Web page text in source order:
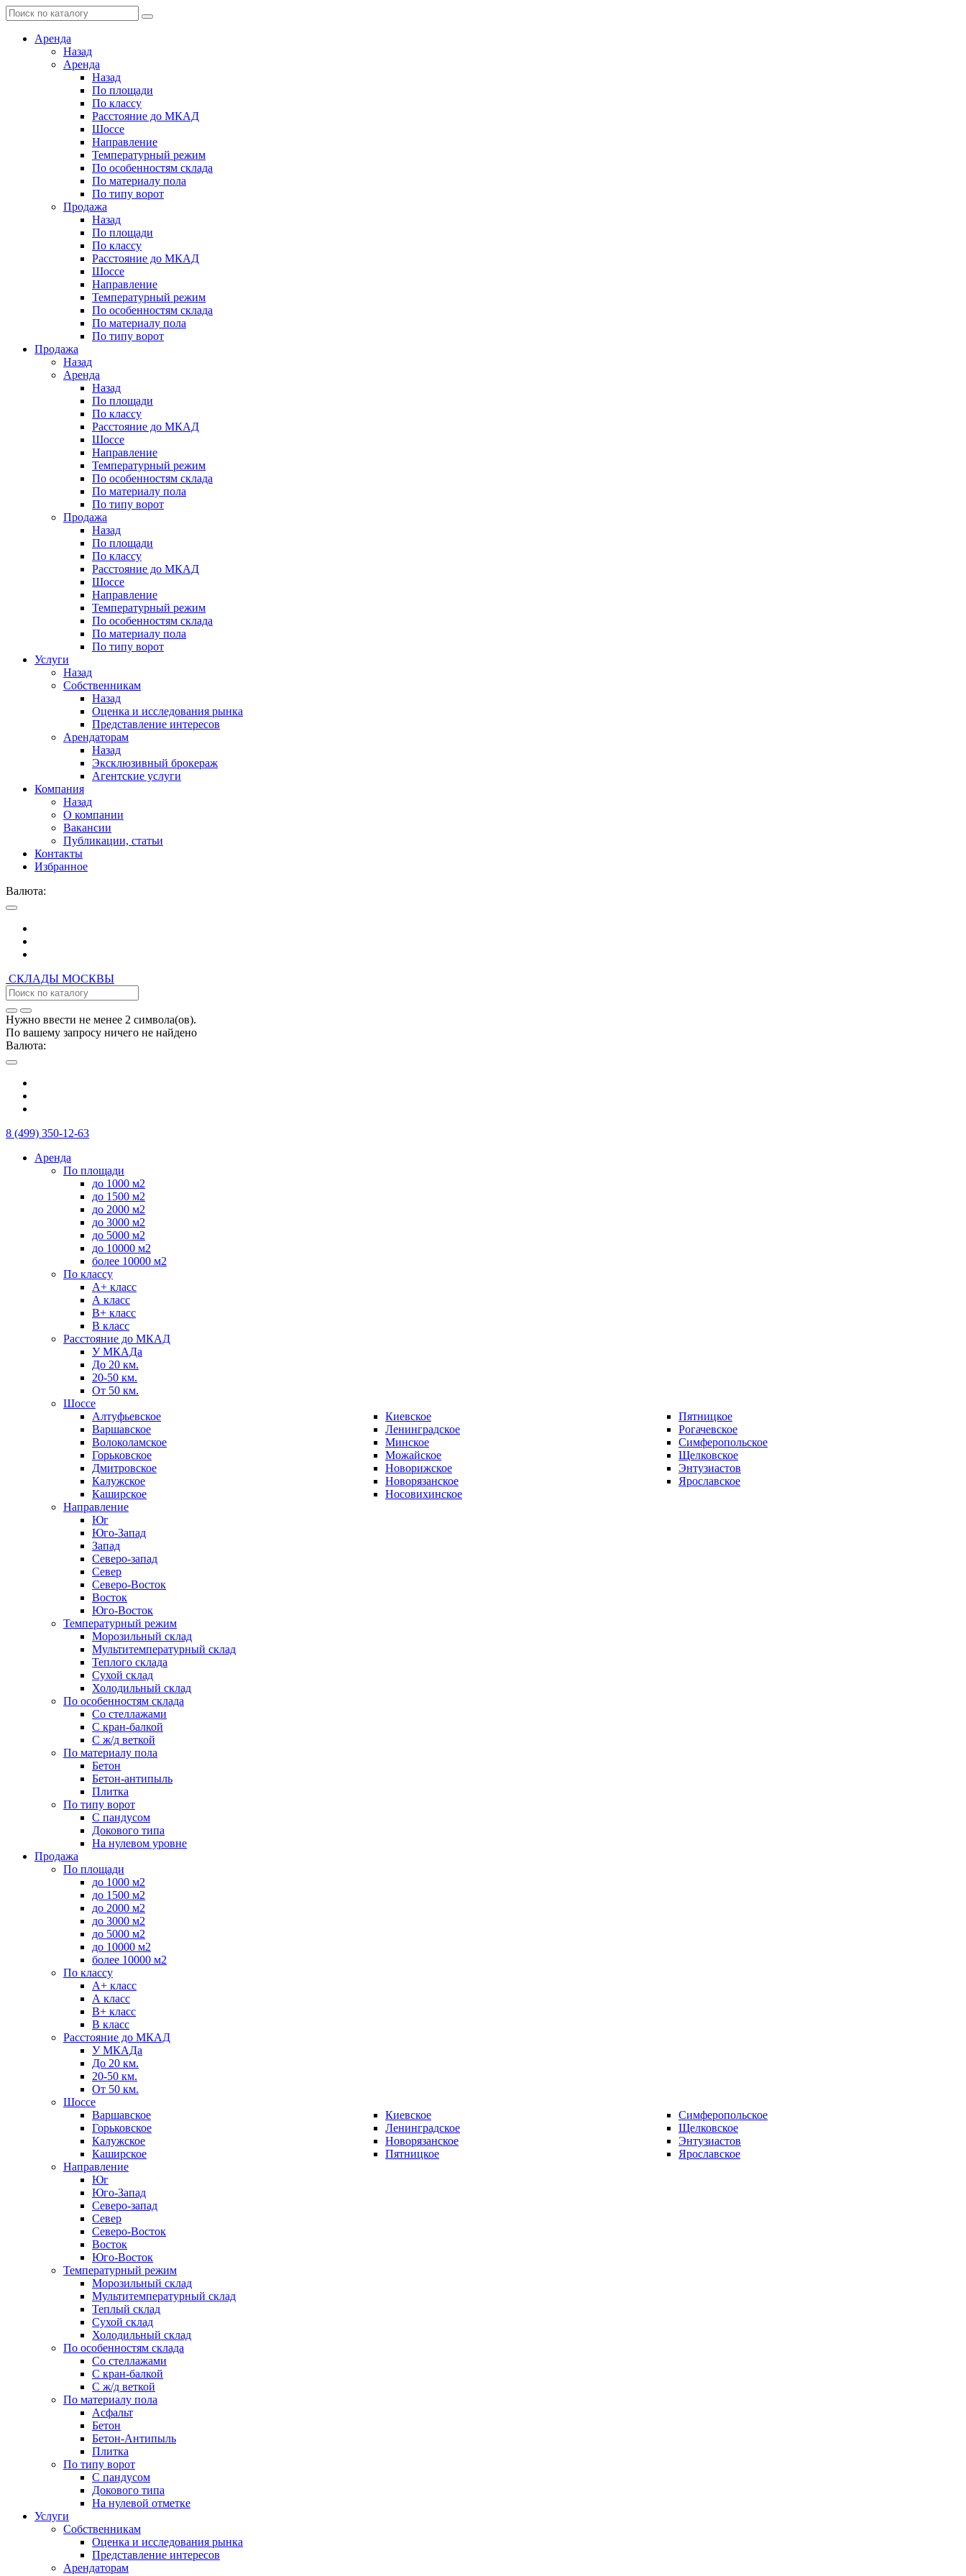
Аренда
Назад
Аренда
Назад
По площади
По классу
Расстояние до МКАД
Шоссе
Направление
Температурный режим
По особенностям склада
По материалу пола
По типу ворот
Продажа
Назад
По площади
По классу
Расстояние до МКАД
Шоссе
Направление
Температурный режим
По особенностям склада
По материалу пола
По типу ворот
Продажа
Назад
Аренда
Назад
По площади
По классу
Расстояние до МКАД
Шоссе
Направление
Температурный режим
По особенностям склада
По материалу пола
По типу ворот
Продажа
Назад
По площади
По классу
Расстояние до МКАД
Шоссе
Направление
Температурный режим
По особенностям склада
По материалу пола
По типу ворот
Услуги
Назад
Собственникам
Назад
Оценка и исследования рынка
Представление интересов
Арендаторам
Назад
Эксклюзивный брокераж
Агентские услуги
Компания
Назад
О компании
Вакансии
Публикации, статьи
Контакты
Избранное
Валюта:
СКЛАДЫ МОСКВЫ
Нужно ввести не менее 2 символа(ов).
По вашему запросу ничего не найдено
Валюта:
8 (499) 350-12-63
Аренда
По площади
до 1000 м2
до 1500 м2
до 2000 м2
до 3000 м2
до 5000 м2
до 10000 м2
более 10000 м2
По классу
А+ класс
А класс
B+ класс
В класс
Расстояние до МКАД
У МКАДа
До 20 км.
20-50 км.
От 50 км.
Шоссе
Алтуфьевское
Варшавское
Волоколамское
Горьковское
Дмитровское
Калужское
Каширское
Киевское
Ленинградское
Минское
Можайское
Новорижское
Новорязанское
Носовихинское
Пятницкое
Рогачевское
Симферопольское
Щелковское
Энтузиастов
Ярославское
Направление
Юг
Юго-Запад
Запад
Северо-запад
Север
Северо-Восток
Восток
Юго-Восток
Температурный режим
Морозильный склад
Мультитемпературный склад
Теплого склада
Сухой склад
Холодильный склад
По особенностям склада
Со стеллажами
С кран-балкой
С ж/д веткой
По материалу пола
Бетон
Бетон-антипыль
Плитка
По типу ворот
С пандусом
Докового типа
На нулевом уровне
Продажа
По площади
до 1000 м2
до 1500 м2
до 2000 м2
до 3000 м2
до 5000 м2
до 10000 м2
более 10000 м2
По классу
A+ класс
А класс
В+ класс
B класс
Расстояние до МКАД
У МКАДа
До 20 км.
20-50 км.
От 50 км.
Шоссе
Варшавское
Горьковское
Калужское
Каширское
Киевское
Ленинградское
Новорязанское
Пятницкое
Симферопольское
Щелковское
Энтузиастов
Ярославское
Направление
Юг
Юго-Запад
Северо-запад
Север
Северо-Восток
Восток
Юго-Восток
Температурный режим
Морозильный склад
Мультитемпературный склад
Теплый склад
Сухой склад
Холодильный склад
По особенностям склада
Со стеллажами
С кран-балкой
С ж/д веткой
По материалу пола
Асфальт
Бетон
Бетон-Антипыль
Плитка
По типу ворот
С пандусом
Докового типа
На нулевой отметке
Услуги
Собственникам
Оценка и исследования рынка
Представление интересов
Арендаторам